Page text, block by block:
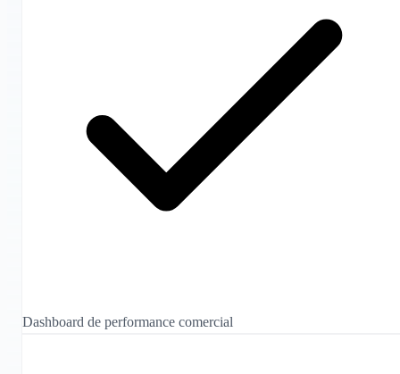
Dashboard de performance comercial